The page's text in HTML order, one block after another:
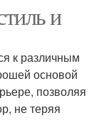
и
к различным
основой
позволяя
не теряя